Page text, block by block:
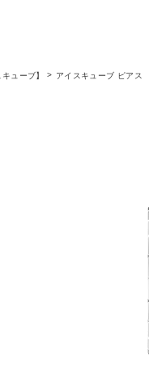
キューブ】 アイスキューブ ピアス